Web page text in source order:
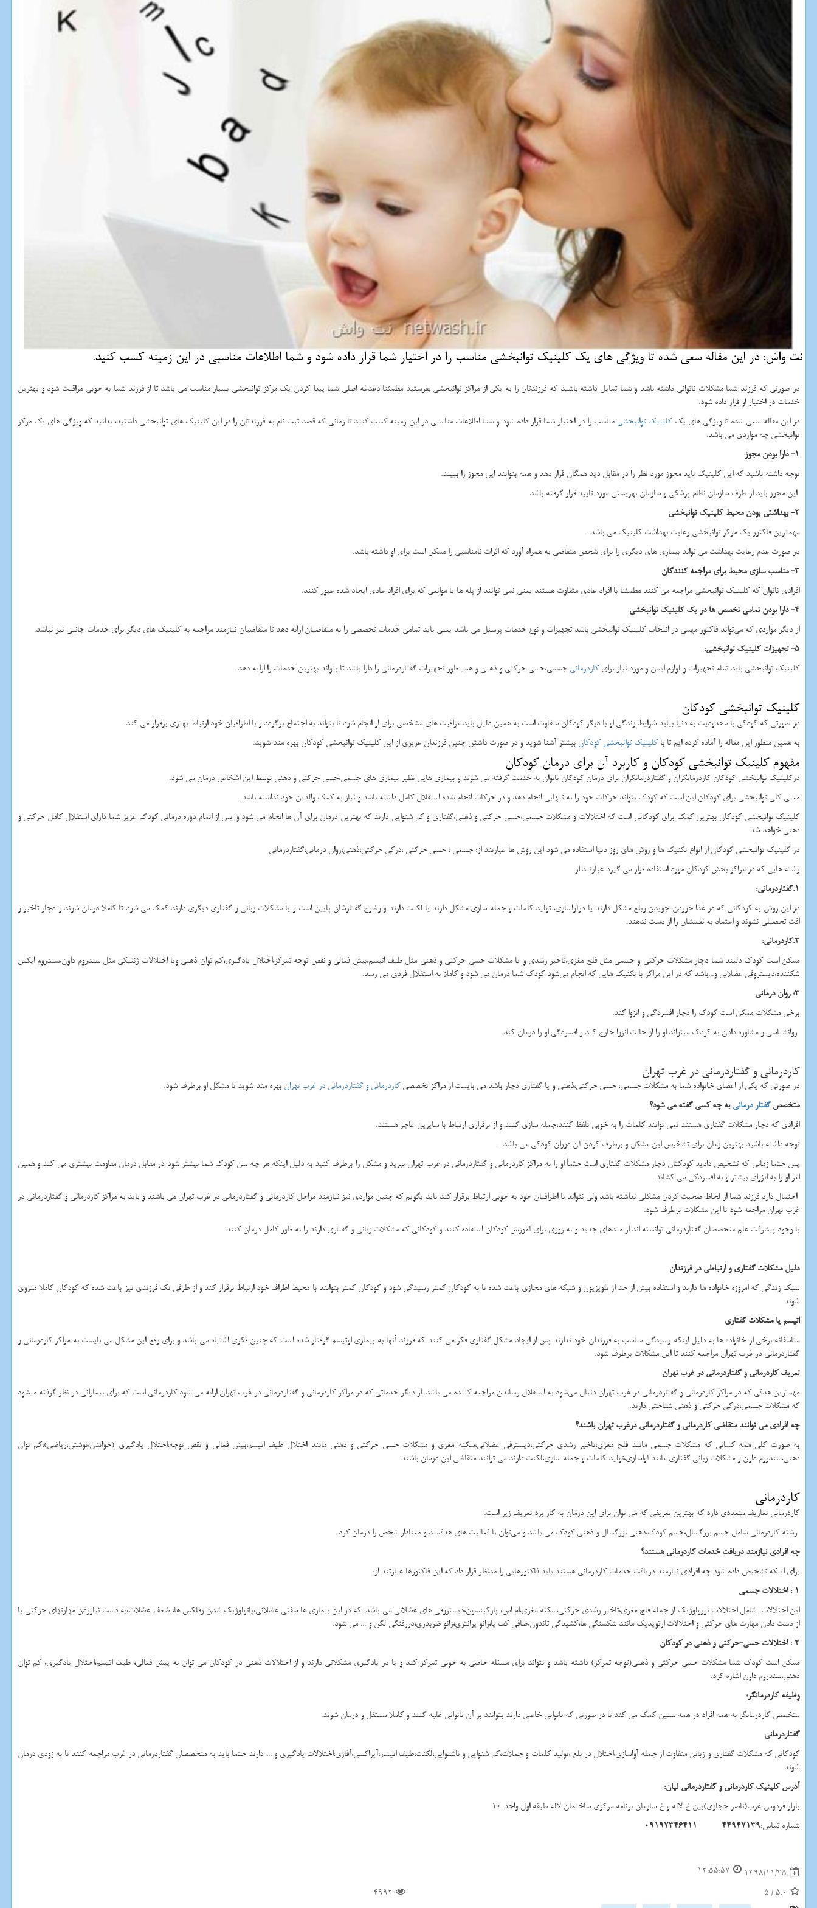
نت واش: در این مقاله سعی شده تا ویژگی های یك كلینیك توانبخشی مناسب را در اختیار شما قرار داده شود و شما اطلاعات مناسبی در این زمینه كسب كنید.
در صورتی که فرزند شما مشکلات ناتوانی داشته باشد و شما تمایل داشته باشید که فرزندتان را به یکی از مراکز توانبخشی بفرستید مطمئنا دغدغه اصلی شما پیدا کردن یک مرکز توانبخشی بسیار مناسب می باشد تا از فرزند شما به خوبی مراقبت شود و بهترین
خدمات در اختیار او قرار داده شود.
در این مقاله سعی شده تا ویژگی های یککلینیک توانبخشیمناسب را در اختیار شما قرار داده شود و شما اطلاعات مناسبی در این زمینه کسب کنید تا زمانی که قصد ثبت نام به فرزندتان را در این کلینیک های توانبخشی داشتید، بدانید که ویژگی های یک مرکز
توانبخشی چه مواردی می باشد.
1- دارا بودن مجوز
توجه داشته باشید که این کلینیک باید مجوز مورد نظر را در مقابل دید همگان قرار دهد و همه بتوانند این مجوز را ببیند.
این مجوز باید از طرف سازمان نظام پزشکی و سازمان بهزیستی مورد تایید قرار گرفته باشد
2- بهداشتی بودن محیط کلینیک توانبخشی
مهمترین فاکتور یک مرکز توانبخشی رعایت بهداشت کلینیک می باشد .
در صورت عدم رعایت بهداشت می تواند بیماری های دیگری را برای شخص متقاضی به همراه آورد که اثرات نامناسبی را ممکن است برای او داشته باشد.
3- مناسب سازی محیط برای مراجعه کنندگان
افرادی ناتوان که کلینیک توانبخشی مراجعه می کنند مطمئنا با افراد عادی متفاوت هستند یعنی نمی توانند از پله ها یا موانعی که برای افراد عادی ایجاد شده عبور کنند.
4- دارا بودن تمامی تخصص ها در یک کلینیک توانبخشی
از دیگر مواردی که می‌تواند فاکتور مهمی در انتخاب کلینیک توانبخشی باشد تجهیزات و نوع خدمات پرسنل می باشد یعنی باید تمامی خدمات تخصصی را به متقاضیان ارائه دهد تا متقاضیان نیازمند مراجعه به کلینیک های دیگر برای خدمات جانبی نیز نباشد.
5- تجهیزات کلینیک توانبخشی:
کلینیک توانبخشی باید تمام تجهیزات و لوازم ایمن و مورد نیاز برایکاردرمانی جسمی،حسی حرکتی و ذهنی و همینطور تجهیزات گفتاردرمانی را دارا باشد تا بتواند بهترین خدمات را ارایه دهد.
کلینیک توانبخشی کودکان
در صورتی که کودکی با محدودیت به دنیا بیاید شرایط زندگی او با دیگر کودکان متفاوت است به همین دلیل باید مراقبت های مشخصی برای او انجام شود تا بتواند به اجتماع برگردد و با اطرافیان خود ارتباط بهتری برقرار می کند .
به همین منظور این مقاله را آماده کرده ایم تا باکلینیک توانبخشی کودکان بیشتر آشنا شوید و در صورت داشتن چنین فرزندان عزیزی از این کلینیک توانبخشی کودکان بهره مند شوید.
مفهوم کلینیک توانبخشی کودکان و کاربرد آن برای درمان کودکان
درکلینیک توانبخشی کودکان کاردرمانگران و گفتاردرمانگران برای درمان کودکان ناتوان به خدمت گرفته می شوند و بیماری هایی نظیر بیماری های جسمی،حسی حرکتی و ذهنی توسط این اشخاص درمان می شود.
معنی کلی توانبخشی برای کودکان این است که کودک بتواند حرکات خود را به تنهایی انجام دهد و در حرکات انجام شده استقلال کامل داشته باشد و نیاز به کمک والدین خود نداشته باشد.
کلینیک توانبخشی کودکان بهترین کمک برای کودکانی است که اختلالات و مشکلات جسمی،حسی حرکتی و ذهنی،گفتاری و کم شنوایی دارند که بهترین درمان برای آن ها انجام می شود و پس از اتمام دوره درمانی کودک عزیز شما دارای استقلال کامل حرکتی و
ذهنی خواهد شد.
در کلینیک توانبخشی کودکان از انواع تکنیک ها و روش های روز دنیا استفاده می شود این روش ها عبارتند از: جسمی ، حسی حرکتی ،درکی حرکتی،ذهنی،روان درمانی،گفتاردرمانی
رشته هایی که در مراکز بخش کودکان مورد استفاده قرار می گیرد عبارتند از:
1.گفتاردرمانی:
در این روش به کودکانی که در غذا خوردن جویدن وبلع مشکل دارند یا درآواسازی، تولید کلمات و جمله سازی مشکل دارند یا لکنت دارند و وضوح گفتارشان پایین است و یا مشکلات زبانی و گفتاری دیگری دارند کمک می شود تا کاملا درمان شوند و دچار تاخیر و
افت تحصیلی نشوند و اعتماد به نفسشان را از دست ندهند.
2.کاردرمانی:
ممکن است کودک دلبند شما دچار مشکلات حرکتی و جسمی مثل فلج مغزی،تاخیر رشدی و یا مشکلات حسی حرکتی و ذهنی مثل طیف اتیسم،بیش فعالی و نقص توجه تمرکز،اختلال یادگیری،کم توان ذهنی ویا اختلالات ژنتیکی مثل سندروم داون،سندروم ایکس
شکننده،دیستروفی عضلانی و...باشد که در این مراکز با تکنیک هایی که انجام می‌شود کودک شما درمان می شود و کاملا به استقلال فردی می رسد.
3: روان درمانی
برخی مشکلات ممکن است کودک را دچار افسردگی و انزوا کند.
روانشناسی و مشاوره دادن به کودک میتواند او را از حالت انزوا خارج کند و افسردگی او را درمان کند.
کاردرمانی و گفتاردرمانی در غرب تهران
در صورتی که یکی از اعضای خانواده شما به مشکلات جسمی، حسی حرکتی،ذهنی و یا گفتاری دچار باشد می بایست از مراکز تخصصیکاردرمانی و گفتاردرمانی در غرب تهران بهره مند شوید تا مشکل او برطرف شود.
متخصصگفتار درمانیبه چه کسی گفته می شود؟
افرادی که دچار مشکلات گفتاری هستند نمی توانند کلمات را به خوبی تلفظ کنند،جمله سازی کنند و از برقراری ارتباط با سایرین عاجز هستند.
توجه داشته باشید بهترین زمان برای تشخیص این مشکل و برطرف کردن آن دوران کودکی می باشد .
پس حتما زمانی که تشخیص دادید کودکتان دچار مشکلات گفتاری است حتماً او را به مراکز کاردرمانی و گفتاردرمانی در غرب تهران ببرید و مشکل را برطرف کنید به دلیل اینکه هر چه سن کودک شما بیشتر شود در مقابل درمان مقاومت بیشتری می کند و همین
امر او را به انزوای بیشتر و به افسردگی می کشاند.
احتمال دارد فرزند شما از لحاظ صحبت کردن مشکلی نداشته باشد ولی نتواند با اطرافیان خود به خوبی ارتباط برقرار کند باید بگویم که چنین مواردی نیز نیازمند مراحل کاردرمانی و گفتاردرمانی در غرب تهران می ‌باشند و باید به مراکز کاردرمانی و گفتاردرمانی در
غرب تهران مراجعه شود تا این مشکلات برطرف شود.
با وجود پیشرفت علم متخصصان گفتاردرمانی توانسته‌ اند از متدهای جدید و به روزی برای آموزش کودکان استفاده کنند و کودکانی که مشکلات زبانی و گفتاری دارند را به طور کامل درمان کنند.
دلیل مشکلات گفتاری و ارتباطی در فرزندان
سبک زندگی که امروزه خانواده ها دارند و استفاده بیش از حد از تلویزیون و شبکه های مجازی باعث شده تا به کودکان کمتر رسیدگی شود و کودکان کمتر بتوانند با محیط اطراف خود ارتباط برقرار کند و از طرفی تک فرزندی نیز باعث شده که کودکان کاملا منزوی
شوند.
اتیسم یا مشکلات گفتاری
متاسفانه برخی از خانواده ها به دلیل اینکه رسیدگی مناسب به فرزندان خود ندارند پس از ایجاد مشکل گفتاری فکر می کنند که فرزند آنها به بیماری اوتیسم گرفتار شده است که چنین فکری اشتباه می باشد و برای رفع این مشکل می بایست به مراکز کاردرمانی و
گفتاردرمانی در غرب تهران مراجعه کنند تا این مشکلات برطرف شود.
تعریف کاردرمانی و گفتاردرمانی در غرب تهران
مهمترین هدفی که در مراکز کاردرمانی و گفتاردرمانی در غرب تهران دنبال می‌شود به استقلال رساندن مراجعه کننده می باشد. از دیگر خدماتی که در مراکز کاردرمانی و گفتاردرمانی در غرب تهران ارائه می ‌شود کاردرمانی است که برای بیمارانی در نظر گرفته میشود
که مشکلات جسمی،درکی حرکتی و ذهنی شناختی دارند.
چه افرادی می توانند متقاضی کاردرمانی و گفتاردرمانی درغرب تهران باشند؟
به صورت کلی همه کسانی که مشکلات جسمی مانند فلج مغزی،تاخیر رشدی حرکتی،دیسترفی عضلانی،سکته مغزی و مشکلات حسی حرکتی و ذهنی مانند اختلال طیف اتیسم،بیش فعالی و نقص توجه،اختلال یادگیری (خواندن،نوشتن،ریاضی)،کم توان
ذهنی،سندروم داون و مشکلات زبانی گفتاری مانند آواسازی،تولید کلمات و جمله سازی،لکنت دارند می توانند متقاضی این درمان باشند.
کاردرمانی
کاردرمانی تعاریف متعددی دارد که بهترین تعریفی که می‌ توان برای این درمان به کار برد تعریف زیر است:
رشته کاردرمانی شامل جسم بزرگسال،جسم کودک،ذهنی بزرگسال و ذهنی کودک می باشد و می‌توان با فعالیت های هدفمند و معنادار شخص را درمان کرد.
چه افرادی نیازمند دریافت خدمات کاردرمانی هستند؟
برای اینکه تشخیص داده شود چه افرادی نیازمند دریافت خدمات کاردرمانی هستند باید فاکتورهایی را مدنظر قرار داد که این فاکتورها عبارتند از:
1 : اختلالات جسمی
این اختلالات شامل اختلالات نورولوژیک از جمله فلج مغزی،تاخیر رشدی حرکتی،سکته مغزی،ام اس، پارکینسون،دیستروفی های عضلانی می باشد. که در این بیماری ها سفتی عضلانی،پاتولوژیک شدن رفلکس ها، ضعف عضلات،به دست نیاوردن مهارتهای حرکتی یا
از دست دادن مهارت های حرکتی و اختلالات ارتوپدیک مانند شکستگی ها،کشیدگی تاندون،صافی کف پا،زانو پرانتزی،زانو ضربدری،دررفتگی لگن و ... می شود.
2 : اختلالات حسی-حرکتی و ذهنی در کودکان
ممکن است کودک شما مشکلات حسی حرکتی و ذهنی(توجه تمرکز) داشته باشد و نتواند برای مسئله خاصی به خوبی تمرکز کند و یا در یادگیری مشکلاتی دارند و از اختلالات ذهنی در کودکان می توان به پیش‌ فعالی، طیف اتیسم،اختلال یادگیری، کم توان
ذهنی،سندروم داون اشاره کرد.
وظیفه کاردرمانگر:
متخصص کاردرمانگر به همه افراد در همه سنین کمک می کند تا در صورتی که ناتوانی خاصی دارند بتوانند بر آن ناتوانی غلبه کنند و کاملا مستقل و درمان شوند.
گفتاردرمانی
کودکانی که مشکلات گفتاری و زبانی متفاوت از جمله آواسازی،اختلال در بلع ،تولید کلمات و جملات،کم شنوایی و ناشنوایی،لکنت،طیف اتیسم،آپراکسی،آفازی،اختلالات یادگیری و ... دارند حتما باید به متخصصان گفتاردرمانی در غرب مراجعه کنند تا به زودی درمان
شوند.
آدرس کلینیک کاردرمانی و گفتاردرمانی لیان:
بلوار فردوس غرب(ناصر حجازی)بین خ لاله و خ سازمان برنامه مرکزی ساختمان لاله طبقه اول واحد 10
شماره تماس:44947139
09197346411
1398/11/25
12:55:57
5.0
/
5
4992